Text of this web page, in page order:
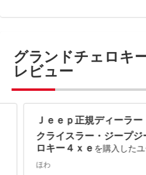
グランドチェロキ
レビュー
クライスラー・ジープジ
ロキー４ｘｅ を購入した
ほわ